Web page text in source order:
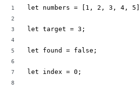
1
2
3
4
5
6
7
8
let numbers = [1, 2, 3, 4,
let target = 3;
let found = false;
let index = 0;